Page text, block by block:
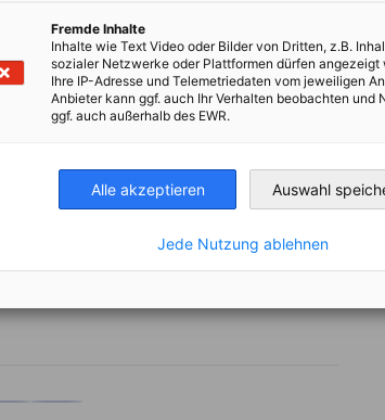
2025
Fremde Inhalte
Inhalte wie Text Video oder Bilder von Dritten, z.B.
sozialer Netzwerke oder Plattformen dürfen angezeigt
Ihre IP-Adresse und Telemetriedaten vom jeweiligen
Anbieter kann ggf. auch Ihr Verhalten beobachten und
ggf. auch außerhalb des EWR.
Alle akzeptieren Auswahl
Jede Nutzung ablehnen